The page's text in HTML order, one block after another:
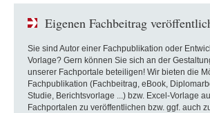
Eigenen Fachbeitrag
Sie sind Autor einer Fachpublikation oder
Vorlage? Gern können Sie sich an der
unserer Fachportale beteiligen! Wir bieten die
Fachpublikation (Fachbeitrag, eBook,
Studie, Berichtsvorlage ...) bzw. Excel-Vorlage
Fachportalen zu veröffentlichen bzw. ggf. auch